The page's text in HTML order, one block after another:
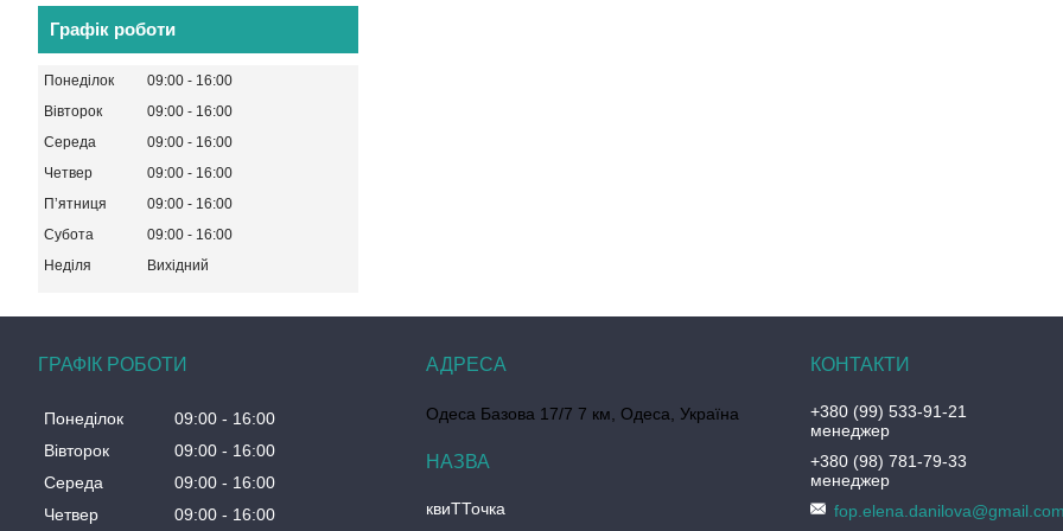
Графік роботи
Понеділок 09:00
16:00
Вівторок
09:00
16:00
Середа
09:00
16:00
Четвер
09:00
16:00
Пʼятниця
09:00
16:00
Субота
09:00
16:00
Неділя
Вихідний
ГРАФІК РОБОТИ
Понеділок 09:00
16:00
Вівторок
09:00
16:00
Середа
09:00
16:00
Четвер
09:00 16:00
Одеса Базова 17/7 7 км, Одеса, Україна
квиТТочка
+380 (99) 533-91-21
менеджер
+380 (98) 781-79-33
менеджер
fop.elena.danilova@gmail.com